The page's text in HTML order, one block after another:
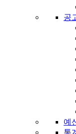
공
예